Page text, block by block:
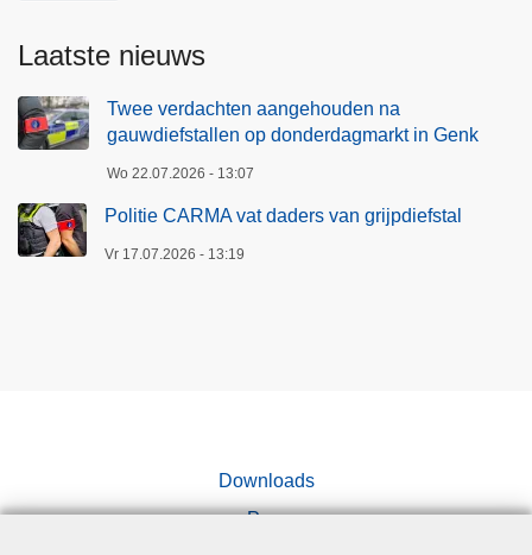
Laatste nieuws
Twee verdachten aangehouden na
gauwdiefstallen op donderdagmarkt in Genk
Wo 22.07.2026 - 13:07
Politie CARMA vat daders van grijpdiefstal
Vr 17.07.2026 - 13:19
Downloads
Pers